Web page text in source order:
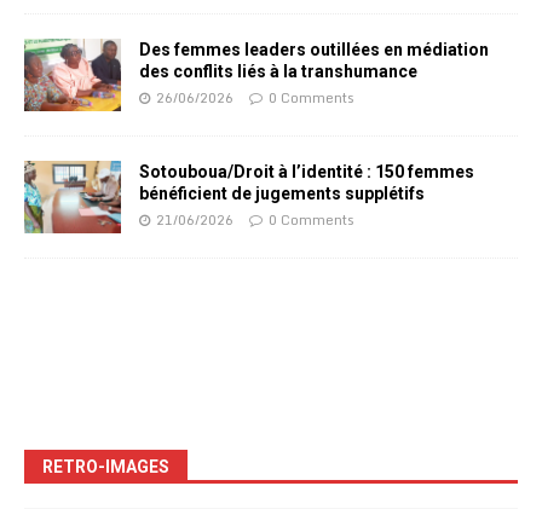
Des femmes leaders outillées en médiation
des conflits liés à la transhumance
26/06/2026 0 Comments
Sotouboua/Droit à l’identité : 150 femmes
bénéficient de jugements supplétifs
21/06/2026 0 Comments
RETRO-IMAGES